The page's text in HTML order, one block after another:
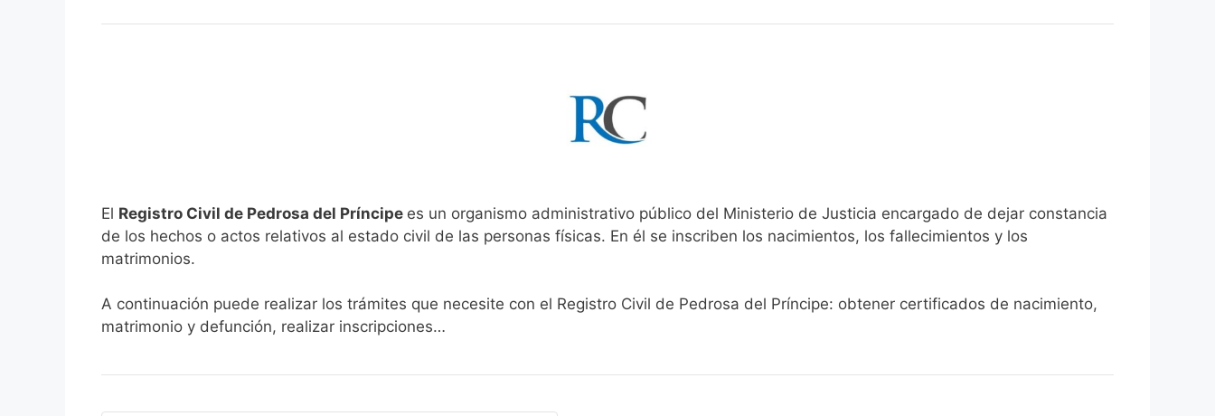
El Registro Civil de Pedrosa del Príncipe es un organismo administrativo público del Ministerio de Justicia encargado de dejar constancia
de los hechos o actos relativos al estado civil de las personas físicas. En él se inscriben los nacimientos, los fallecimientos y los
matrimonios.
A continuación puede realizar los trámites que necesite con el Registro Civil de Pedrosa del Príncipe: obtener certificados de nacimiento,
matrimonio y defunción, realizar inscripciones…